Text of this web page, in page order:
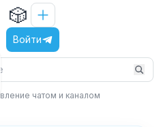
🎲
Войти
чатом и каналом